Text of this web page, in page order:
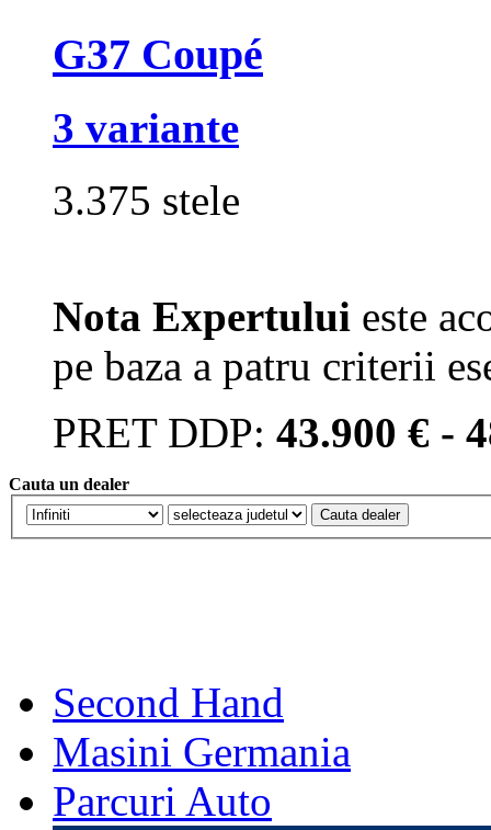
G37 Coupé
3 variante
3.375 stele
Nota Expertului este
pe baza a patru criterii
PRET DDP: 43.900 € -
Cauta un dealer
Second Hand
Masini Germania
Parcuri Auto